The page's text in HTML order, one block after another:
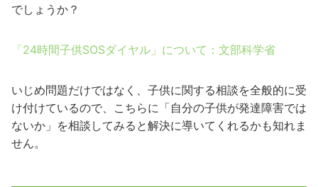
でしょうか？
「24時間子供SOSダイヤル」について：文部科学省
いじめ問題だけではなく、子供に関する相談を全般的に受
け付けているので、こちらに「自分の子供が発達障害では
ないか」を相談してみると解決に導いてくれるかも知れま
せん。